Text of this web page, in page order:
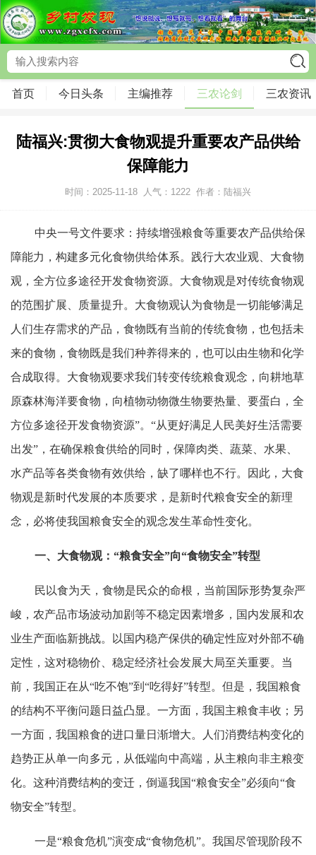
首页 今日头条 主编推荐 三农论剑 三农资讯
陆福兴:贯彻大食物观提升重要农产品供给
保障能力
时间：2025-11-18 人气： 1222 作者：陆福兴
中央一号文件要求：持续增强粮食等重要农产品供给保
障能力，构建多元化食物供给体系。践行大农业观、大食物
观，全方位多途径开发食物资源。大食物观是对传统食物观
的范围扩展、质量提升。大食物观认为食物是一切能够满足
人们生存需求的产品，食物既有当前的传统食物，也包括未
来的食物，食物既是我们种养得来的，也可以由生物和化学
合成取得。大食物观要求我们转变传统粮食观念，向耕地草
原森林海洋要食物，向植物动物微生物要热量、要蛋白，全
方位多途径开发食物资源”。“从更好满足人民美好生活需要
出发”，在确保粮食供给的同时，保障肉类、蔬菜、水果、
水产品等各类食物有效供给，缺了哪样也不行。因此，大食
物观是新时代发展的本质要求，是新时代粮食安全的新理
念，必将使我国粮食安全的观念发生革命性变化。
一、大食物观：“粮食安全”向“食物安全”转型
民以食为天，食物是民众的命根，当前国际形势复杂严
峻，农产品市场波动加剧等不稳定因素增多，国内发展和农
业生产面临新挑战。以国内稳产保供的确定性应对外部不确
定性，这对稳物价、稳定经济社会发展大局至关重要。当
前，我国正在从“吃不饱”到“吃得好”转型。但是，我国粮食
的结构不平衡问题日益凸显。一方面，我国主粮食丰收；另
一方面，我国粮食的进口量日渐增大。人们消费结构变化的
趋势正从单一向多元，从低端向中高端，从主粮向非主粮变
化。这种消费结构的变迁，倒逼我国“粮食安全”必须向“食
物安全”转型。
一是“粮食危机”演变成“食物危机”。我国尽管现阶段不